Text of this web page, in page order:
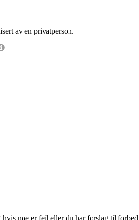
av en privatperson.
noe er feil eller du har forslag til